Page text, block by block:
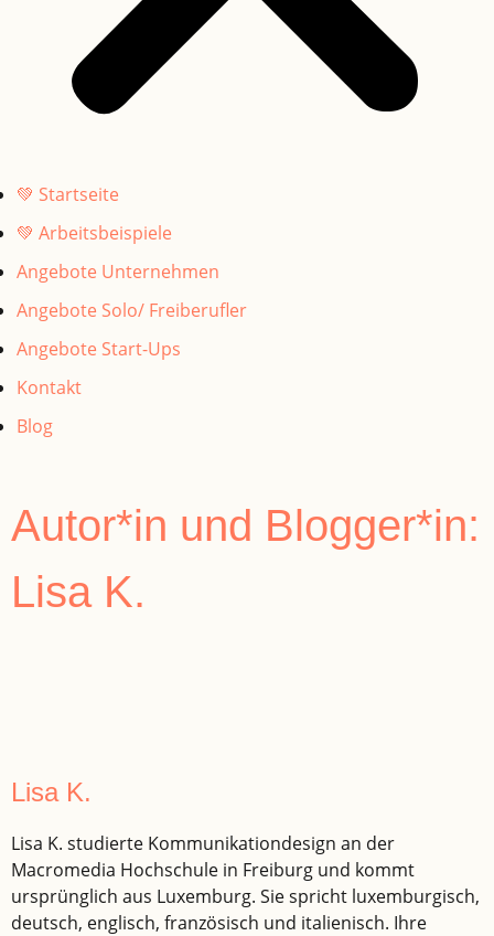
💚 Startseite
💚 Arbeitsbeispiele
Angebote Unternehmen
Angebote Solo/ Freiberufler
Angebote Start-Ups
Kontakt
Blog
Autor*in und Blogger*in:
Lisa K.
Lisa K.
Lisa K. studierte Kommunikationdesign an der
Macromedia Hochschule in Freiburg und kommt
ursprünglich aus Luxemburg. Sie spricht luxemburgisch,
deutsch, englisch, französisch und italienisch. Ihre